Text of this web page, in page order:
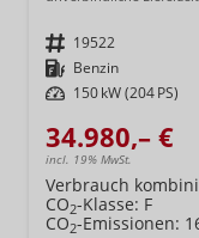
Fahrzeugnr. 19522
Kraftstoff Benzin
Leistung 150 kW (204 PS)
34.980,– €
incl. 19% MwSt.
Verbrauch
CO2-Klasse: F
CO2-Emissionen: